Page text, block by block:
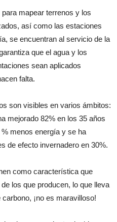
mapear terrenos y los
así como las estaciones
se encuentran al servicio de la
que el agua y los
sean aplicados
falta.
son visibles en varios ámbitos:
mejorado 82% en los 35 años
menos energía y se ha
de efecto invernadero en 30%.
como característica que
los que producen, lo que lleva
¡no es maravilloso!